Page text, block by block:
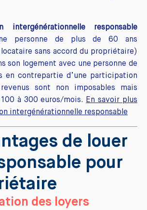
intergénérationnelle responsable
personne de plus de 60 ans
sans accord du propriétaire)
son logement avec une personne de
en contrepartie d’une participation
sont non imposables mais
à 300 euros/mois.
En savoir plus
intergénérationnelle responsable
de louer
pour
des loyers